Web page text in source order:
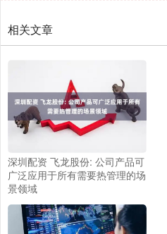
相关文章
深圳配资 飞龙股份: 公司产品可
广泛应用于所有需要热管理的场
景领域